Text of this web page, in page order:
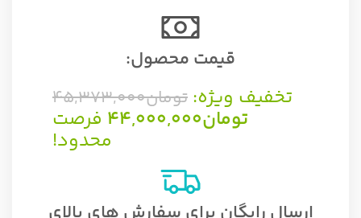
قیمت محصول:​
تخفیف ویژه: تومان45,373,000
تومان44,000,000 فرصت
محدود!